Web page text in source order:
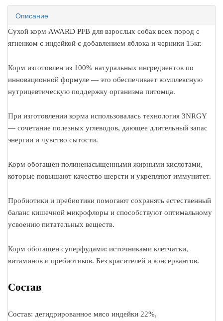
Описание
Сухой корм AWARD PFB для взрослых собак всех пород с
ягненком с индейкой с добавлением яблока и черники 15кг.
Корм изготовлен из 100% натуральных ингредиентов по
инновационной формуле — это обеспечивает комплексную
нутрицевтическую поддержку организма питомца.
При изготовлении корма использовалась технология 3NRGY
— сочетание полезных углеводов, дающее длительный запас
энергии и чувство сытости.
Корм обогащен полиненасыщенными жирными кислотами,
которые повышают качество шерсти и укрепляют иммунитет.
Пробиотики и пребиотики помогают сохранять естественный
баланс кишечной микрофлоры и способствуют оптимальному
усвоению питательных веществ.
Корм обогащен суперфудами: источниками клетчатки,
витаминов и пребиотиков. Без красителей и консервантов.
Состав
Состав: дегидрированное мясо индейки 22%,